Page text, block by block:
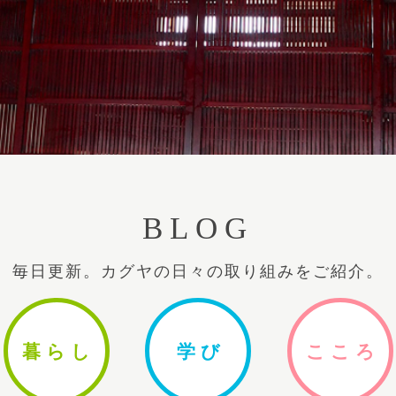
BLOG
毎日更新。カグヤの日々の取り組みをご紹介。
暮ら し 学 び ここ ろ